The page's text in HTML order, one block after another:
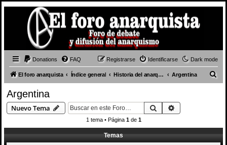
Dark mode
Donations FAQ Identificarse
Registrarse
El foro anarquista Índice general Historia del anarquismo Argentina
r
Argentina
Nuevo Tema Buscar
1 tema • Página 1de 1
Temas